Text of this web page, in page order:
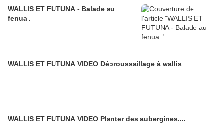
WALLIS ET FUTUNA - Balade au
fenua .
WALLIS ET FUTUNA VIDEO Débroussaillage à wallis
WALLIS ET FUTUNA VIDEO Planter des aubergines....